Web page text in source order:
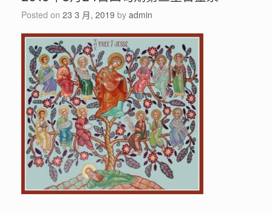
Posted on 23 3 月, 2019 by admin